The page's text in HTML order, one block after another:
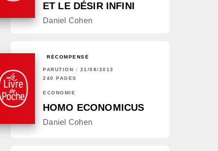
ET LE DÉSIR INFINI
Daniel Cohen
RÉCOMPENSÉ
PARUTION : 21/08/2013
240 PAGES
ECONOMIE
HOMO ECONOMICUS
Daniel Cohen